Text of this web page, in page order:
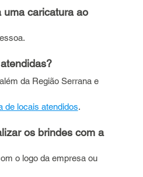
uma caricatura ao
da Região Serrana e
de locais atendidos.
os brindes com a
o logo da empresa ou